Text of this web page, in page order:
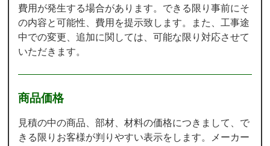
費用が発生する場合があります。できる限り事前にそ
の内容と可能性、費用を提示致します。また、工事途
中での変更、追加に関しては、可能な限り対応させて
いただきます。
商品価格
見積の中の商品、部材、材料の価格につきまして、で
きる限りお客様が判りやすい表示をします。メーカー